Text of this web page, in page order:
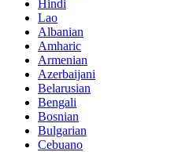
Hindi
Lao
Albanian
Amharic
Armenian
Azerbaijani
Belarusian
Bengali
Bosnian
Bulgarian
Cebuano